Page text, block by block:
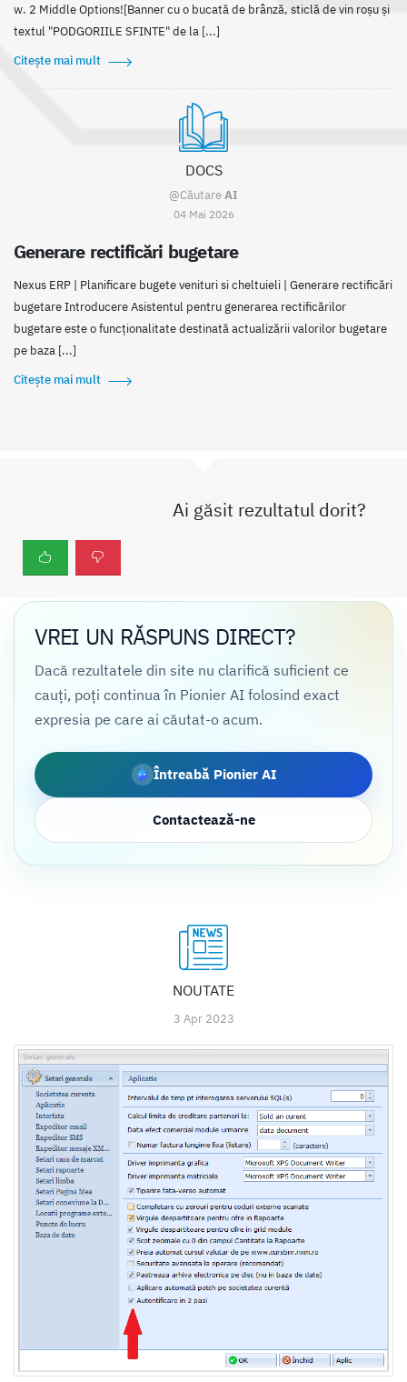
w. 2 Middle Options![Banner cu o bucată de brânză, sticlă de vin roșu și
textul "PODGORIILE SFINTE" de la [...]
Citește mai mult
DOCS
@CăutareAI
04 Mai 2026
Generare rectificări bugetare
Nexus ERP | Planificare bugete venituri si cheltuieli | Generare rectificări
bugetare Introducere Asistentul pentru generarea rectificărilor
bugetare este o funcționalitate destinată actualizării valorilor bugetare
pe baza [...]
Citește mai mult
Ai găsit rezultatul dorit?
VREI UN RĂSPUNS DIRECT?
Dacă rezultatele din site nu clarifică suficient ce
cauți, poți continua în Pionier AI folosind exact
expresia pe care ai căutat-o acum.
Întreabă Pionier AI
Contactează-ne
NOUTATE
3 Apr 2023